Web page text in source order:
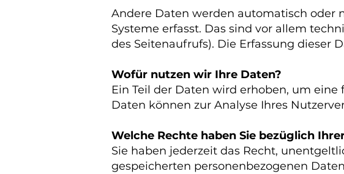
Andere Daten werden automatisch oder
Systeme erfasst. Das sind vor allem
des Seitenaufrufs). Die Erfassung dieser
Wofür nutzen wir Ihre Daten?
Ein Teil der Daten wird erhoben, um
Daten können zur Analyse Ihres
Welche Rechte haben Sie bezüglich
Sie haben jederzeit das Recht,
gespeicherten personenbezogenen